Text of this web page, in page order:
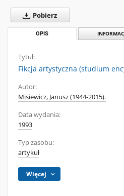
Pobierz
OPIS
Tytuł:
Fikcja artystyczna (studium
Autor:
Misiewicz, Janusz (1944-2015).
Data wydania:
1993
Typ zasobu:
artykuł
Więcej